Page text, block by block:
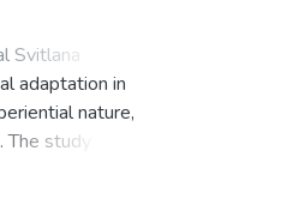
Svitlana
adaptation in
nature,
study
skills in